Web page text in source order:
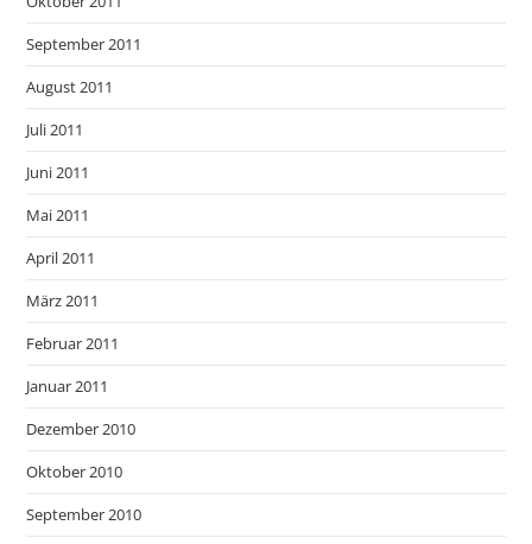
September 2011
August 2011
Juli 2011
Juni 2011
Mai 2011
April 2011
März 2011
Februar 2011
Januar 2011
Dezember 2010
Oktober 2010
September 2010